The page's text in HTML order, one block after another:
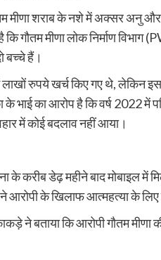
मीणा शराब के नशे में अक्सर अनु
कि गौतम मीणा लोक निर्माण
बच्चे हैं।
लाखों रुपये खर्च किए गए थे,
के भाई का आरोप है कि वर्ष 2022
में कोई बदलाव नहीं आया।
के करीब डेढ़ महीने बाद मोबाइल
आरोपी के खिलाफ आत्महत्या के
ने बताया कि आरोपी गौतम